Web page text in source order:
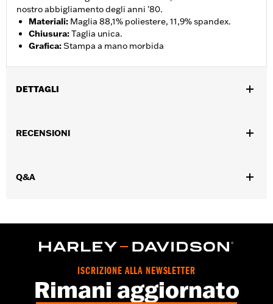
nostro abbigliamento degli anni '80.
Materiali: Maglia 88,1% poliestere, 11,9% spandex.
Chiusura:Taglia unica.
Grafica:Stampa a mano morbida
DETTAGLI
GARANZIA:Garanzia limitata di 2 anni – Visitare la pagina
RECENSIONI
Q&A
ISCRIZIONE ALLA NEWSLETTER
Rimani aggiornato